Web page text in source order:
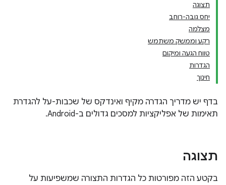
תצוגה
יחס גובה-רוחב
מצלמה
רקע וממשק משתמש
טווח הגעה ומיקום
הגדרות
חינוך
בדף יש מדריך הגדרה מקיף ואינדקס של שכבות-על להגדרת
תאימות של אפליקציות למסכים גדולים ב-Android.
תצוגה
בקטע הזה מפורטות כל הגדרות התצורה שמשפיעות על